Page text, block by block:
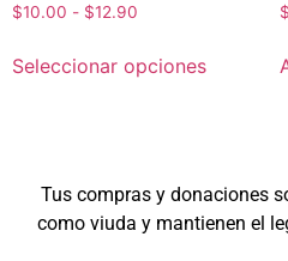
$10.00 - $12.90
Seleccionar opciones
$
Tus compras y donaciones
como viuda y mantienen el